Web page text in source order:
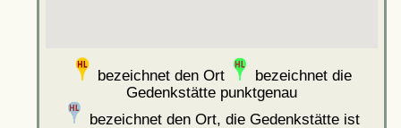
bezeichnet den Ort
bezeichnet die
Gedenkstätte punktgenau
bezeichnet den Ort, die Gedenkstätte ist